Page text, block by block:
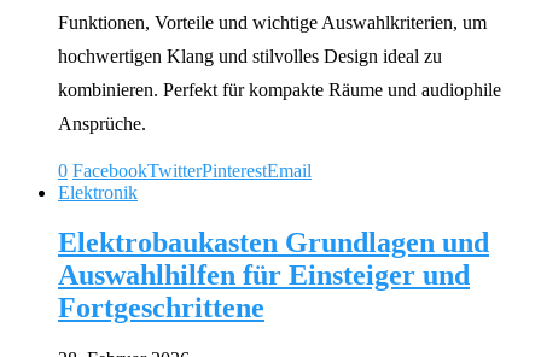
Funktionen, Vorteile und wichtige Auswahlkriterien, um
hochwertigen Klang und stilvolles Design ideal zu
kombinieren. Perfekt für kompakte Räume und audiophile
Ansprüche.
0 FacebookTwitterPinterestEmail
Elektronik
Elektrobaukasten Grundlagen und
Auswahlhilfen für Einsteiger und
Fortgeschrittene